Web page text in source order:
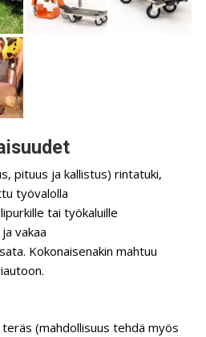
pituus ja kallistus) rintatuki,
työvalolla
tai työkaluille
vakaa
Kokonaisenakin mahtuu
(mahdollisuus tehdä myös